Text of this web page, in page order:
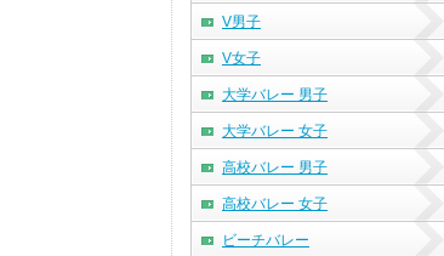
V男子
V女子
大学バレー 男子
大学バレー 女子
高校バレー 男子
高校バレー 女子
ビーチバレー